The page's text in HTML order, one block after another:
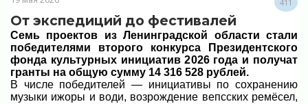
411
От экспедиций до фестивалей
Семь проектов из Ленинградской области стали
победителями второго конкурса Президентского
фонда культурных инициатив 2026 года и получат
гранты на общую сумму 14 316 528 рублей.
В числе победителей — инициативы по сохранению
музыки ижоры и води, возрождение вепсских ремёсел,